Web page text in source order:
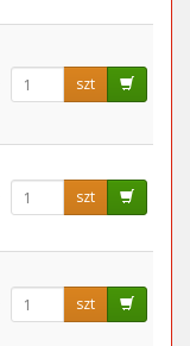
szt
szt
szt